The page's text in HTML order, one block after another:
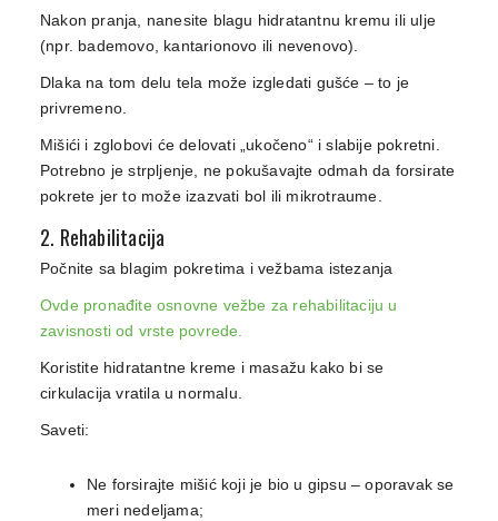
Nakon pranja, nanesite blagu hidratantnu kremu ili ulje
(npr. bademovo, kantarionovo ili nevenovo).
Dlaka na tom delu tela može izgledati gušće – to je
privremeno.
Mišići i zglobovi će delovati „ukočeno“ i slabije pokretni.
Potrebno je strpljenje, ne pokušavajte odmah da forsirate
pokrete jer to može izazvati bol ili mikrotraume.
2. Rehabilitacija
Počnite sa blagim pokretima i vežbama istezanja
Ovde pronađite osnovne vežbe za rehabilitaciju u
zavisnosti od vrste povrede.
Koristite hidratantne kreme i masažu kako bi se
cirkulacija vratila u normalu.
Saveti:
Ne forsirajte mišić koji je bio u gipsu – oporavak se
meri nedeljama;